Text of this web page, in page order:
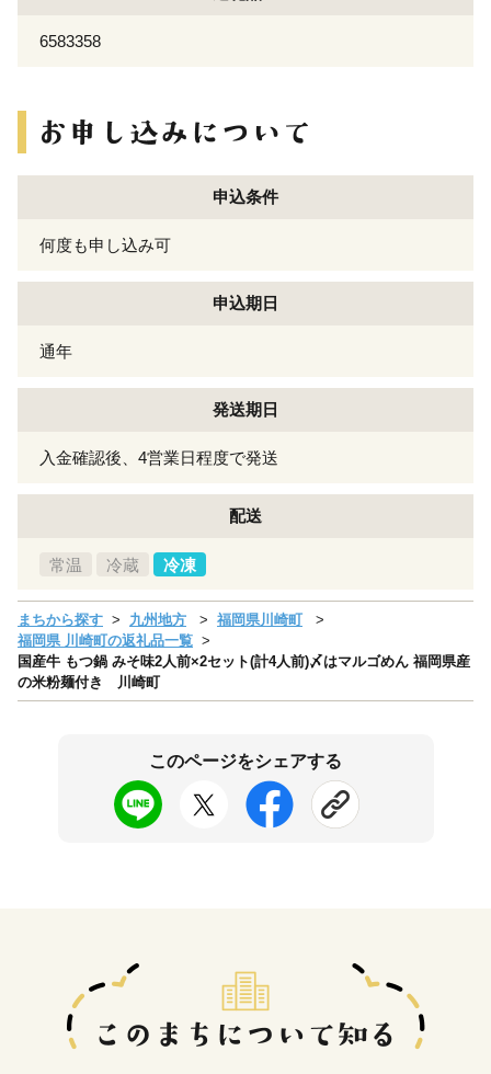
6583358
申込条件
何度も申し込み可
申込期日
通年
発送期日
入金確認後、4営業日程度で発送
配送
常温 冷蔵 冷凍
まちから探す 九州地方
福岡県川崎町
福岡県 川崎町の返礼品一覧
国産牛 もつ鍋 みそ味2人前×2セット(計4人前)〆はマルゴめん 福岡県産
の米粉麺付き 川崎町
このページをシェアする